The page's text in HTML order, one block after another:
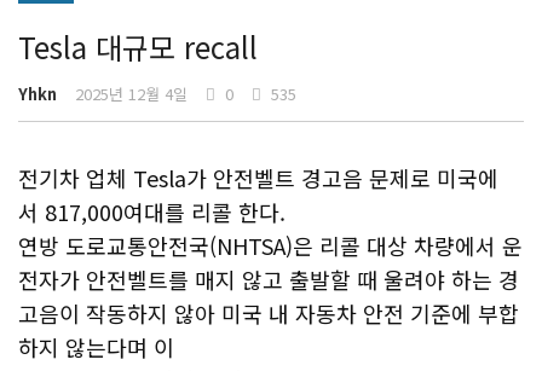
Tesla 대규모 recall
Yhkn 2025년 12월 4일 0 535
전기차 업체 Tesla가 안전벨트 경고음 문제로 미국에
서 817,000여대를 리콜 한다.
연방 도로교통안전국(NHTSA)은 리콜 대상 차량에서 운
전자가 안전벨트를 매지 않고 출발할 때 울려야 하는 경
고음이 작동하지 않아 미국 내 자동차 안전 기준에 부합
하지 않는다며 이